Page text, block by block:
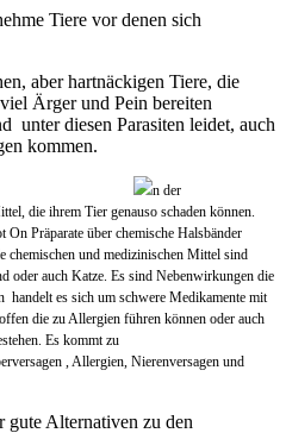
Tiere vor denen sich
aber hartnäckigen Tiere, die
Ärger und Pein bereiten
unter diesen Parasiten leidet, auch
kommen.
n der
die ihrem Tier genauso schaden können.
Präparate über chemische Halsbänder
chemischen und medizinischen Mittel sind
oder auch Katze. Es sind Nebenwirkungen die
handelt es sich um schwere Medikamente mit
die zu Allergien führen können oder auch
Es kommt zu
, Allergien, Nierenversagen und
gute Alternativen zu den